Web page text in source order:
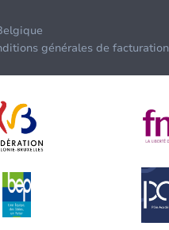
générales de facturation